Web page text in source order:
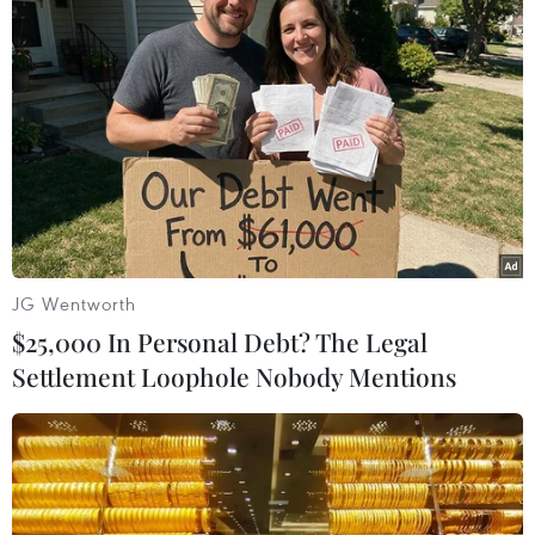
11/11/2016 00:00
Phía Đông Bắc Bộ nhiều mây, đêm có mưa rải rác, ngày
có mưa vài nơi, trưa chiều giảm mây hửng nắng, gió
Đông Bắc cấp 2-3, trời rét, vùng núi có nơi rét đậm.
JG Wentworth
$25,000 In Personal Debt? The Legal
Settlement Loophole Nobody Mentions